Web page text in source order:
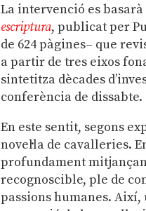
La intervenció es
escriptura, publicat per
de 624 pàgines– que
a partir de tres eixos
sintetitza dècades
conferència de dissabte.
En este sentit, segons
novel·la de cavalleries.
profundament
recognoscible, ple de
passions humanes.